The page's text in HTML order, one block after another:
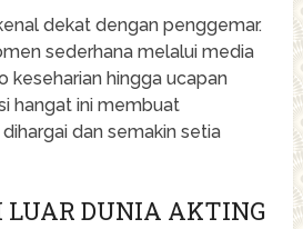
dekat dengan penggemar.
sederhana melalui media
keseharian hingga ucapan
hangat ini membuat
dan semakin setia
DUNIA AKTING